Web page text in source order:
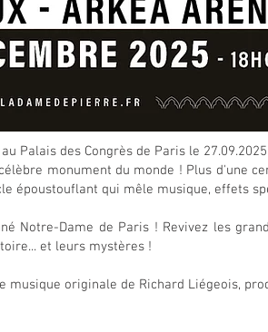
Palais des Congrès de Paris le
monument du monde ! Plus d'une
époustouflant qui mêle musique, effets
Notre-Dame de Paris ! Revivez les
et leurs mystères !
originale de Richard Liégeois,